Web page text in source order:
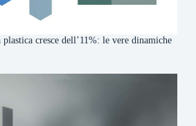
cresce dell’11%: le vere dinamiche